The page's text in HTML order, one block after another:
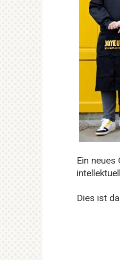
Ein
Dies ist